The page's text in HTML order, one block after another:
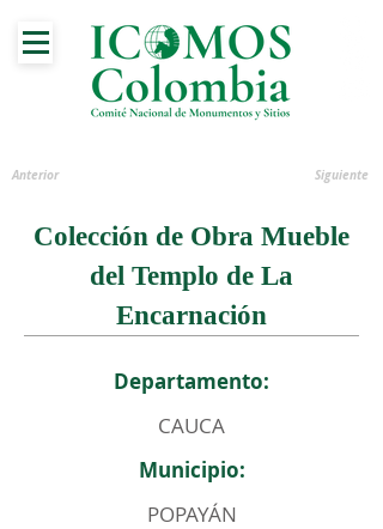
Anterior Siguiente
Colección de Obra Mueble
del Templo de La
Encarnación
Departamento:
CAUCA
Municipio:
POPAYÁN